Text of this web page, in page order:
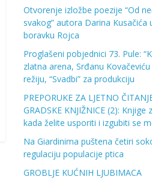
Otvorenje izložbe poezije “Od
svakog” autora Darina Kusačića
boravku Rojca
Proglašeni pobjednici 73. Pule:
zlatna arena, Srđanu
režiju, “Svadbi” za produkciju
PREPORUKE ZA LJETNO
GRADSKE KNJIŽNICE (2): Knjige
kada želite usporiti i izgubiti se
Na Giardinima puštena četiri
regulaciju populacije ptica
GROBLJE KUĆNIH LJUBIMACA